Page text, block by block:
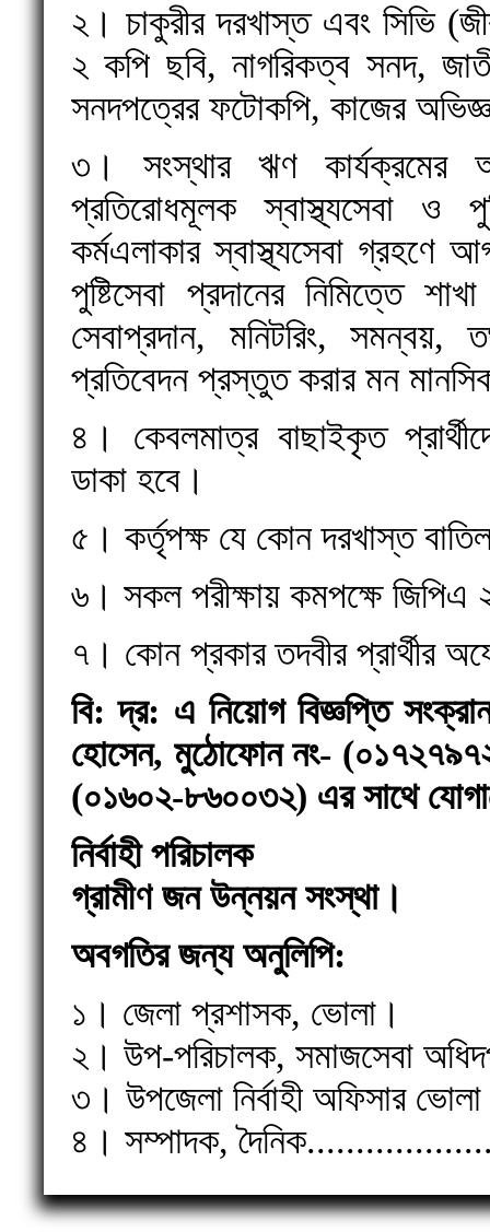
২। চাকুরীর দরখাস্ত এবং সিভি
২ কপি ছবি, নাগরিকত্ব সনদ,
সনদপত্রের ফটোকপি, কাজের
৩। সংস্থার ঋণ কার্যক্রমের
প্রতিরোধমূলক স্বাস্থ্যসেবা ও
কর্মএলাকার স্বাস্থ্যসেবা গ্রহণে
পুষ্টিসেবা প্রদানের নিমিত্তে
সেবাপ্রদান, মনিটরিং,
প্রতিবেদন প্রস্তুত করার মন
৪। কেবলমাত্র বাছাইকৃত
ডাকা হবে।
৫। কর্তৃপক্ষ যে কোন দরখাস্ত
৬। সকল পরীক্ষায় কমপক্ষে জিপিএ
৭। কোন প্রকার তদবীর প্রার্থীর
বি: দ্র: এ নিয়োগ বিজ্ঞপ্তি
হোসেন, মুঠোফোন নং-
(০১৬০২-৮৬০০৩২) এর সাথে
নির্বাহী পরিচালক
গ্রামীণ জন উন্নয়ন সংস্থা।
অবগতির জন্য অনুলিপি:
১। জেলা প্রশাসক, ভোলা।
২। উপ-পরিচালক, সমাজসেবা
৩। উপজেলা নির্বাহী অফিসার
৪। সম্পাদক,